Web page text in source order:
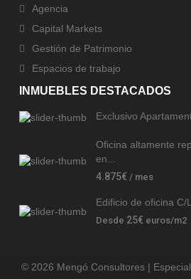
Agencia
Capital Markets
Gestión de Patrimonio
Espacios de trabajo
INMUEBLES DESTACADOS
Exclusivo
Oficina altamente
en...
4.875€ / mes
Edificio de oficina C/
Desde 25€ euros/m2
© 2026 Mengó Consultores |